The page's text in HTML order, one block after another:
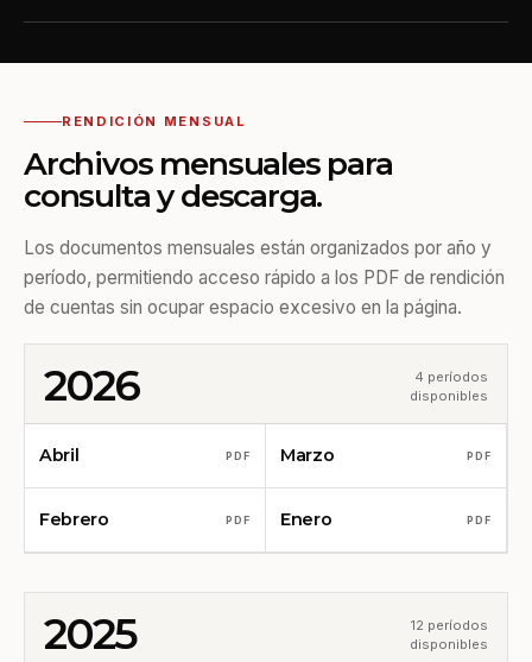
RENDICIÓN MENSUAL
Archivos mensuales para
consulta y descarga.
Los documentos mensuales están organizados por año y
período, permitiendo acceso rápido a los PDF de rendición
de cuentas sin ocupar espacio excesivo en la página.
2026
4 períodos
disponibles
Abril PDF Marzo PDF
Febrero PDF Enero PDF
2025
12 períodos
disponibles